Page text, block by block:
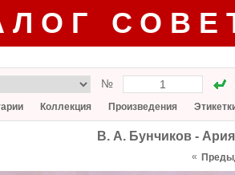
№
Коллекция Произведения
В. А. Бунчиков -
«